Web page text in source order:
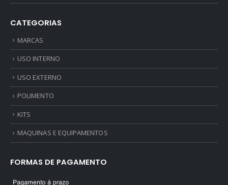
CATEGORIAS
MARCAS
USO INTERNO
USO EXTERNO
POLIMENTO
KITS
MAQUINAS E EQUIPAMENTOS
FORMAS DE PAGAMENTO